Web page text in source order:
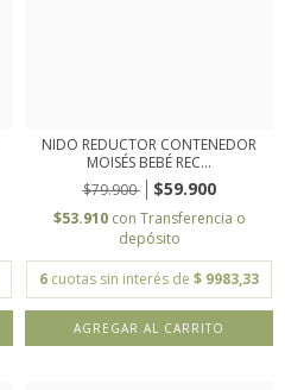
NIDO REDUCTOR CONTENEDOR
MOISÉS BEBÉ REC...
$79.900
$59.900
$53.910 con Transferencia o
depósito
6 cuotas sin interés de $ 9983,33